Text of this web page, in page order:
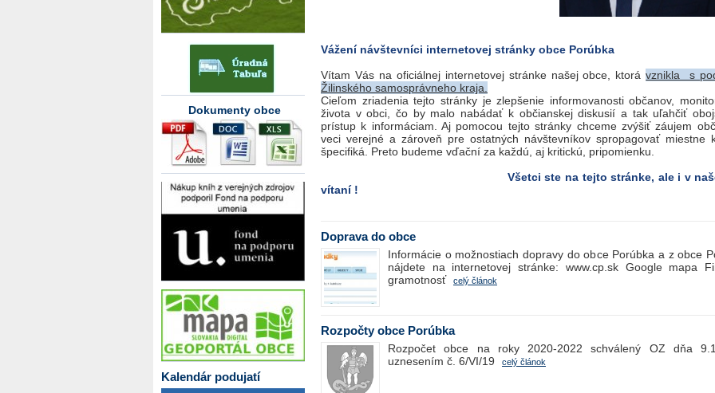
Dokumenty obce
Kalendár podujatí
Vážení návštevníci internetovej stránky obce Porúbka
Vítam Vás na oficiálnej internetovej stránke našej obce, ktorávznikla s
Žilinského samosprávneho kraja.
Cieľom zriadenia tejto stránky je zlepšenie informovanosti občanov,
života v obci, čo by malo nabádať k občianskej diskusií a tak uľahčiť
prístup k informáciam. Aj pomocou tejto stránky chceme zvýšiť záujem
veci verejné a zároveň pre ostatných návštevníkov spropagovať miestne
špecifiká. Preto budeme vďační za každú, aj kritickú, pripomienku.
Všetci ste na tejto stránke, ale i v
vítaní !
Doprava do obce
Informácie o možnostiach dopravy do obce Porúbka a z obce
nájdete na internetovej stránke: www.cp.sk Google mapa
gramotnosť
celý článok
Rozpočty obce Porúbka
Rozpočet obce na roky 2020-2022 schválený OZ dňa
uznesením č. 6/VI/19
celý článok